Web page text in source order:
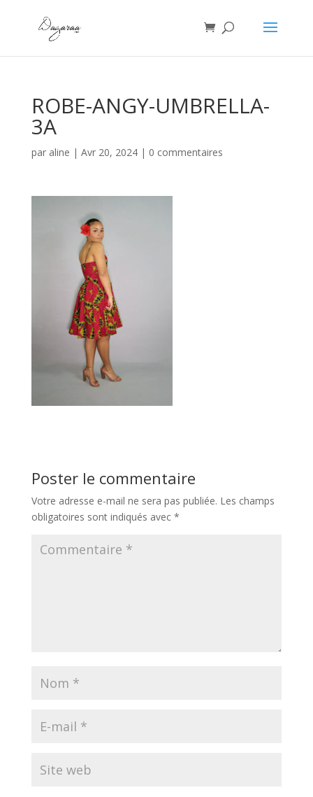
ROBE-ANGY-UMBRELLA-
3A
par aline | Avr 20, 2024| 0 commentaires
Poster le commentaire
Votre adresse e-mail ne sera pas publiée. Les champs
obligatoires sont indiqués avec *